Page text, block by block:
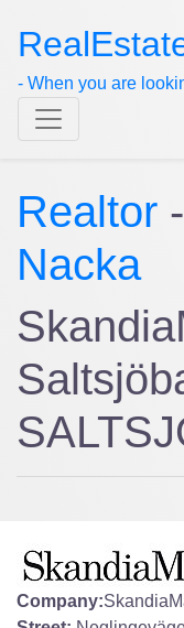
- When you are
Realtor -
Nacka
Company: